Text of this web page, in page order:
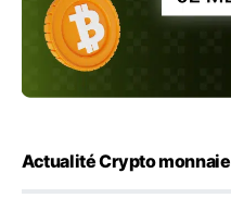
Actualité Crypto monnaie